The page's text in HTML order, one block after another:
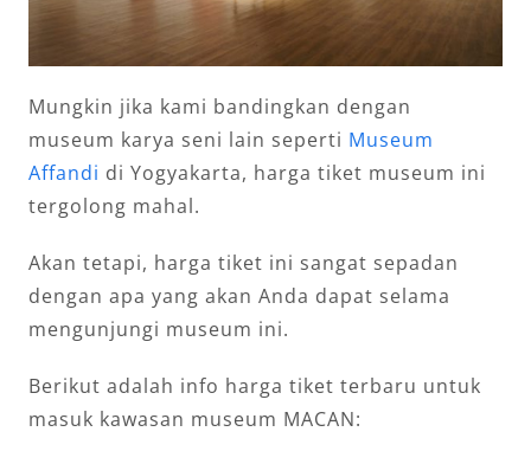
Mungkin jika kami bandingkan dengan
museum karya seni lain seperti Museum
Affandi di Yogyakarta, harga tiket museum ini
tergolong mahal.
Akan tetapi, harga tiket ini sangat sepadan
dengan apa yang akan Anda dapat selama
mengunjungi museum ini.
Berikut adalah info harga tiket terbaru untuk
masuk kawasan museum MACAN: